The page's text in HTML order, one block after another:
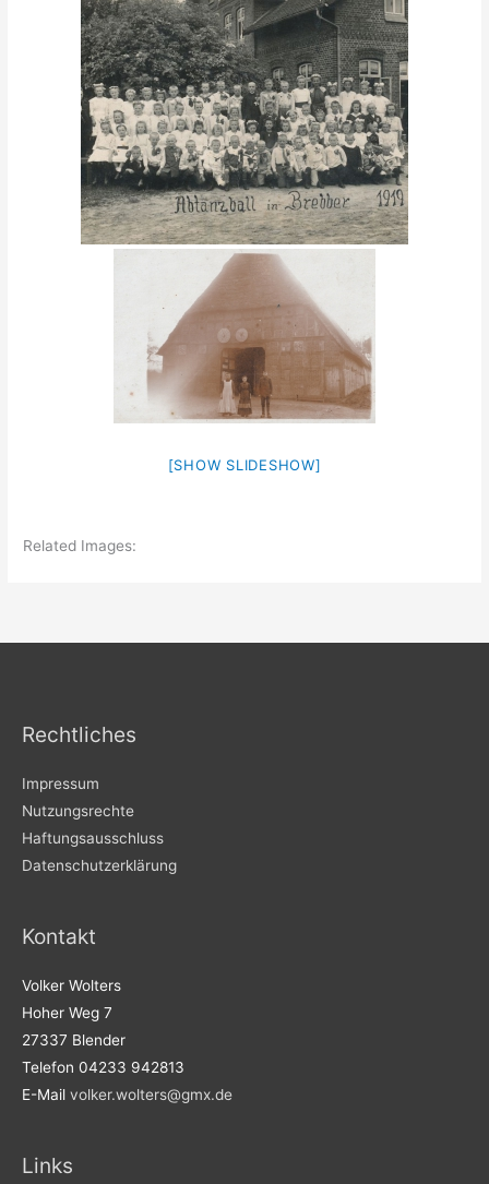
[SHOW SLIDESHOW]
Related Images:
Rechtliches
Impressum
Nutzungsrechte
Haftungsausschluss
Datenschutzerklärung
Kontakt
Volker Wolters
Hoher Weg 7
27337 Blender
Telefon 04233 942813
E-Mail volker.wolters@gmx.de
Links